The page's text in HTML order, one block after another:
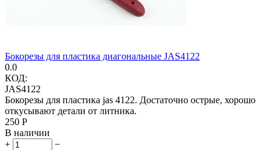
Бокорезы для пластика диагональные JAS4122
0.0
КОД:
JAS4122
Бокорезы для пластика jas 4122. Достаточно острые, хорошо
откусывают детали от литника.
‍250‍ Р
В наличии
+
−